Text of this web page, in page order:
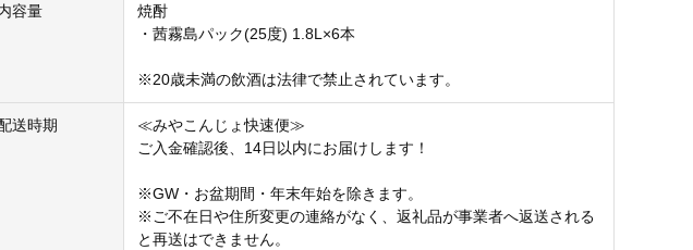
容量
焼酎
・茜霧島パック(25度) 1.8L×6本
※20歳未満の飲酒は法律で禁止されています。
送時期
≪みやこんじょ快速便≫
ご入金確認後、14日以内にお届けします！
※GW・お盆期間・年末年始を除きます。
※ご不在日や住所変更の連絡がなく、返礼品が事業者へ返送される
と再送はできません。